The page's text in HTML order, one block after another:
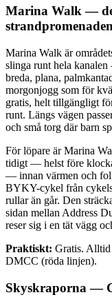
Marina Walk —
Marina Walk är
slinga runt hela
breda, plana,
morgonjogg som för
gratis, helt tillgängligt
runt. Längs vägen
och små torg där barn
För löpare är Marina
tidigt — helst före
— innan värmen och
BYKY-cykel från
rullar än går. Den
sidan mellan Address
reser sig i en tät vägg
Praktiskt: Gratis. Alltid
DMCC (röda linjen).
Skyskraporna —